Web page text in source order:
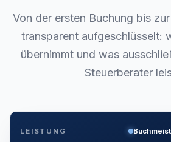
Von der ersten Buchung bis
transparent aufgeschlüsselt:
übernimmt und was
Steuerberater
LEISTUNG